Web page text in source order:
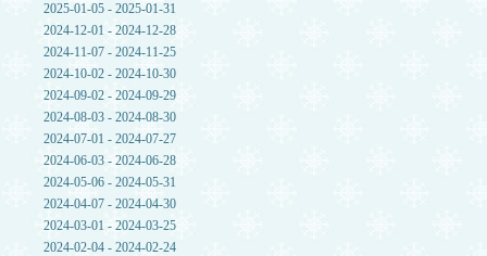
2025-01-05 - 2025-01-31
2024-12-01 - 2024-12-28
2024-11-07 - 2024-11-25
2024-10-02 - 2024-10-30
2024-09-02 - 2024-09-29
2024-08-03 - 2024-08-30
2024-07-01 - 2024-07-27
2024-06-03 - 2024-06-28
2024-05-06 - 2024-05-31
2024-04-07 - 2024-04-30
2024-03-01 - 2024-03-25
2024-02-04 - 2024-02-24